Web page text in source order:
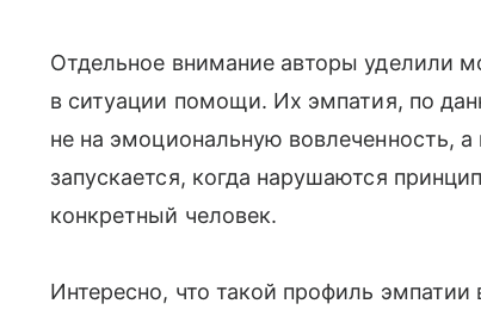
Отдельное внимание авторы уделили
в ситуации помощи. Их эмпатия, по
не на эмоциональную вовлеченность, а
запускается, когда нарушаются
конкретный человек.
Интересно, что такой профиль